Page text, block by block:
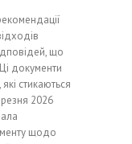
що
документи
стикаються
2026
щодо